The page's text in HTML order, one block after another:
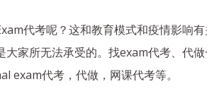
代考呢？这和教育模式和疫情影响
家所无法承受的。找exam代考、代
exam代考，代做，网课代考等。